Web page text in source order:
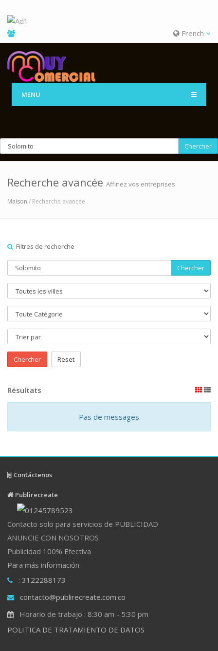
French
MENU
Chercher
Recherche avancée Affinez vos entreprises
Maison / Recherche avancée
Filtres de recherche
Chercher
Chercher Reset
Résultats
Pas de messages
Contáctenos
Publirecreate
Contacto solo para servicios de PUBLICIDAD
ANUNCIE CON NOSOTROS
Publicidad 100% Efectiva
Para más información
: 3122288173
contacto@publirecreate.com.co
Horario de trabajo : 8:30 am - 5:30 pm
POLITICA DE TRATAMIENTO DE DATOS